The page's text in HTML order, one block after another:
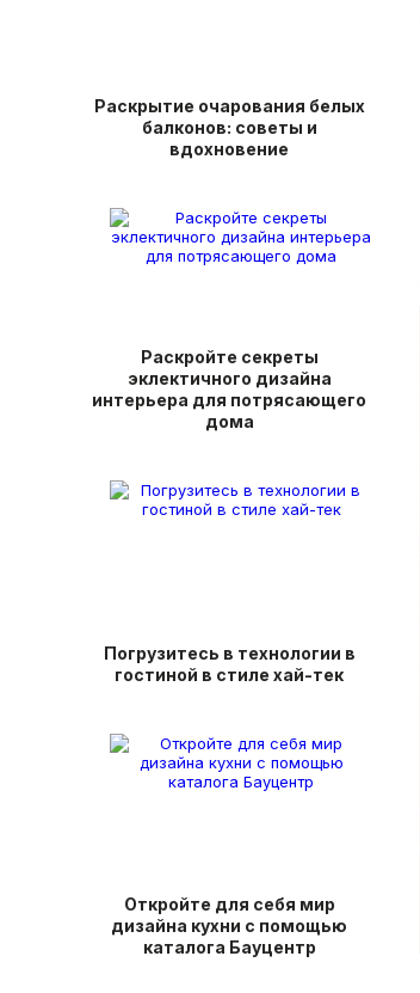
Раскрытие очарования белых
балконов: советы и
вдохновение
Раскройте секреты
эклектичного дизайна
интерьера для потрясающего
дома
Погрузитесь в технологии в
гостиной в стиле хай-тек
Откройте для себя мир
дизайна кухни с помощью
каталога Бауцентр